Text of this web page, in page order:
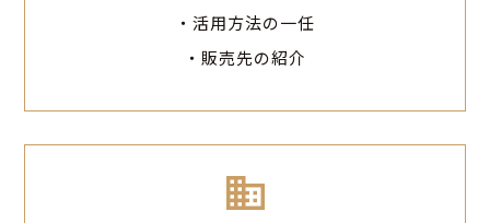
活用方法の一任
販売先の紹介